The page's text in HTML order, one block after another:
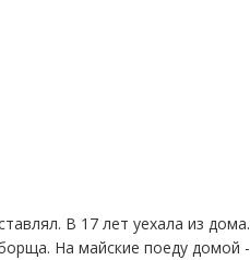
На майские поеду домой -